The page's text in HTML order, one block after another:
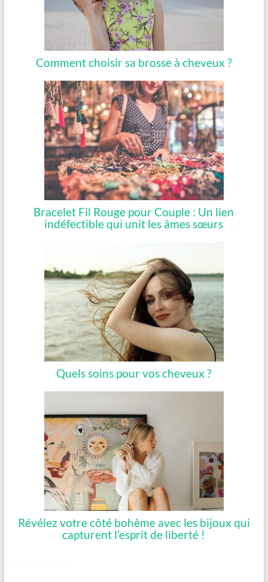
Comment choisir sa brosse à cheveux ?
Bracelet Fil Rouge pour Couple : Un lien
indéfectible qui unit les âmes sœurs
Quels soins pour vos cheveux ?
Révélez votre côté bohème avec les bijoux qui
capturent l’esprit de liberté !